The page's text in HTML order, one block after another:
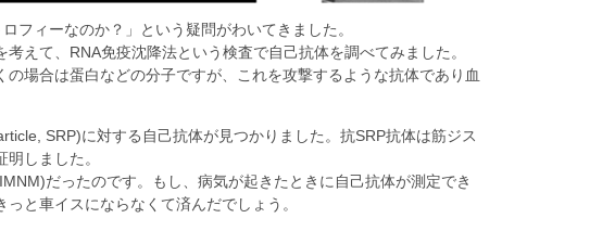
フィーなのか？」という疑問がわいてきました。
えて、RNA免疫沈降法という検査で自己抗体を調べてみました。
場合は蛋白などの分子ですが、これを攻撃するような抗体であり血
, SRP)に対する自己抗体が見つかりました。抗SRP抗体は筋ジス
しました。
だったのです。もし、病気が起きたときに自己抗体が測定でき
と車イスにならなくて済んだでしょう。